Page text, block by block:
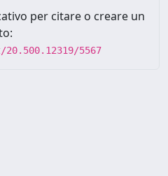
per citare o creare un
5567